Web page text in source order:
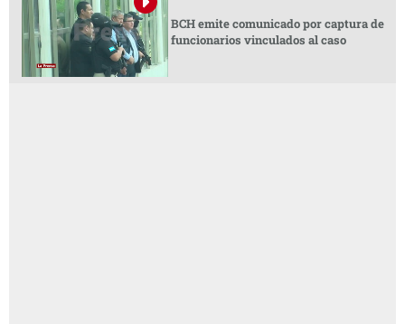
BCH emite comunicado por captura de
funcionarios vinculados al caso